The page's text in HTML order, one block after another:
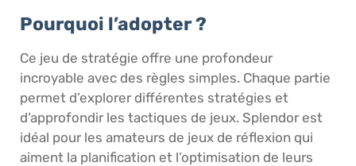
Pourquoi l’adopter ?
Ce jeu de stratégie offre une profondeur
incroyable avec des règles simples. Chaque partie
permet d’explorer différentes stratégies et
d’approfondir les tactiques de jeux. Splendor est
idéal pour les amateurs de jeux de réflexion qui
aiment la planification et l’optimisation de leurs